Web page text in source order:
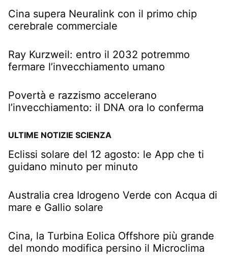
Cina supera Neuralink con il primo chip
cerebrale commerciale
Ray Kurzweil: entro il 2032 potremmo
fermare l’invecchiamento umano
Povertà e razzismo accelerano
l’invecchiamento: il DNA ora lo conferma
ULTIME NOTIZIE SCIENZA
Eclissi solare del 12 agosto: le App che ti
guidano minuto per minuto
Australia crea Idrogeno Verde con Acqua di
mare e Gallio solare
Cina, la Turbina Eolica Offshore più grande
del mondo modifica persino il Microclima